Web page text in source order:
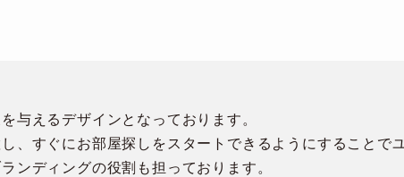
与えるデザインとなっております。
、すぐにお部屋探しをスタートできるようにすることで
ンディングの役割も担っております。